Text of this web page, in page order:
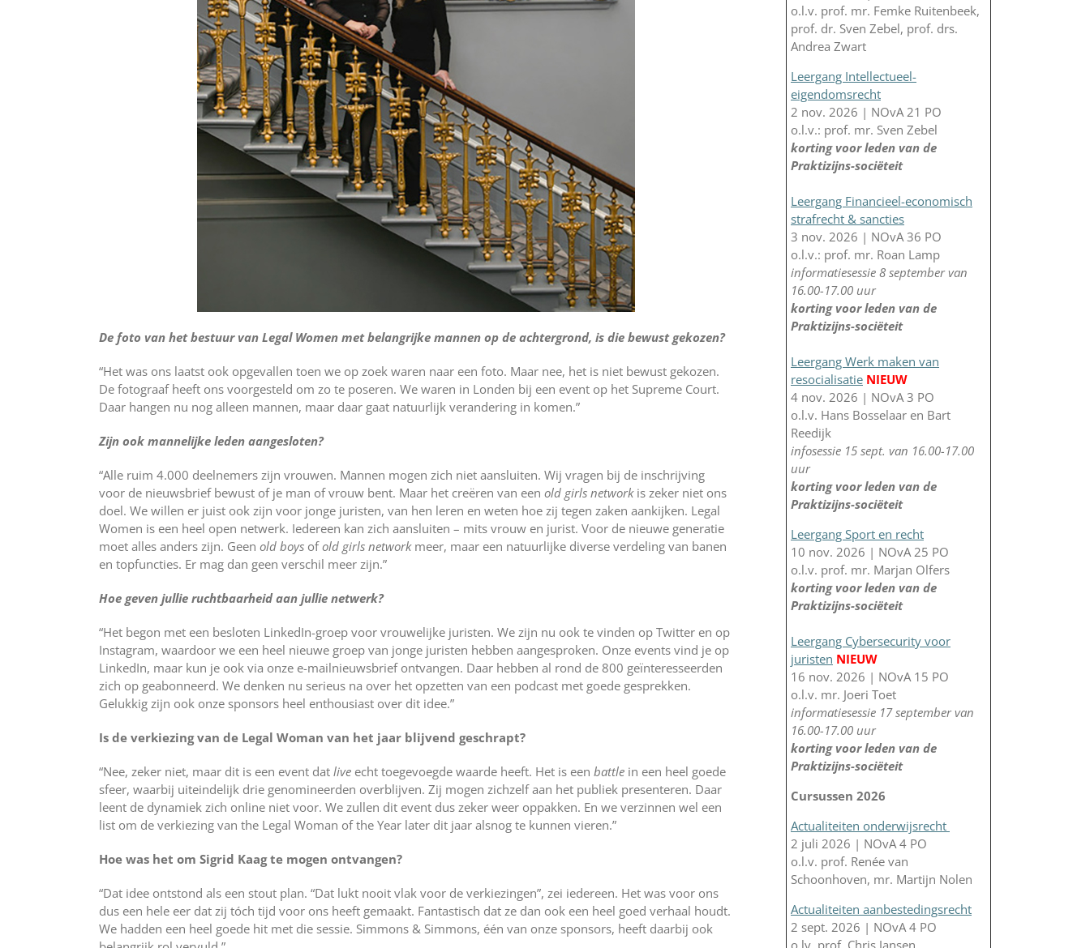
De foto van het bestuur van Legal Women met belangrijke mannen op de achtergrond, is die bewust gekozen?
“Het was ons laatst ook opgevallen toen we op zoek waren naar een foto. Maar nee, het is niet bewust gekozen.
De fotograaf heeft ons voorgesteld om zo te poseren. We waren in Londen bij een event op het Supreme Court.
Daar hangen nu nog alleen mannen, maar daar gaat natuurlijk verandering in komen.”
Zijn ook mannelijke leden aangesloten?
“Alle ruim 4.000 deelnemers zijn vrouwen. Mannen mogen zich niet aansluiten. Wij vragen bij de inschrijving
voor de nieuwsbrief bewust of je man of vrouw bent. Maar het creëren van een old girls networkis zeker niet ons
doel. We willen er juist ook zijn voor jonge juristen, van hen leren en weten hoe zij tegen zaken aankijken. Legal
Women is een heel open netwerk. Iedereen kan zich aansluiten – mits vrouw en jurist. Voor de nieuwe generatie
moet alles anders zijn. Geen old boysofold girls networkmeer, maar een natuurlijke diverse verdeling van banen
en topfuncties. Er mag dan geen verschil meer zijn.”
Hoe geven jullie ruchtbaarheid aan jullie netwerk?
“Het begon met een besloten LinkedIn-groep voor vrouwelijke juristen. We zijn nu ook te vinden op Twitter en op
Instagram, waardoor we een heel nieuwe groep van jonge juristen hebben aangesproken. Onze events vind je op
LinkedIn, maar kun je ook via onze e-mailnieuwsbrief ontvangen. Daar hebben al rond de 800 geïnteresseerden
zich op geabonneerd. We denken nu serieus na over het opzetten van een podcast met goede gesprekken.
Gelukkig zijn ook onze sponsors heel enthousiast over dit idee.”
Is de verkiezing van de Legal Woman van het jaar blijvend geschrapt?
“Nee, zeker niet, maar dit is een event dat liveecht toegevoegde waarde heeft. Het is een battlein een heel goede
sfeer, waarbij uiteindelijk drie genomineerden overblijven. Zij mogen zichzelf aan het publiek presenteren. Daar
leent de dynamiek zich online niet voor. We zullen dit event dus zeker weer oppakken. En we verzinnen wel een
list om de verkiezing van the Legal Woman of the Year later dit jaar alsnog te kunnen vieren.”
Hoe was het om Sigrid Kaag te mogen ontvangen?
“Dat idee ontstond als een stout plan. “Dat lukt nooit vlak voor de verkiezingen”, zei iedereen. Het was voor ons
dus een hele eer dat zij tóch tijd voor ons heeft gemaakt. Fantastisch dat ze dan ook een heel goed verhaal houdt.
We hadden een heel goede hit met die sessie. Simmons & Simmons, één van onze sponsors, heeft daarbij ook
o.l.v. prof. mr. Femke Ruitenbeek,
prof. dr. Sven Zebel, prof. drs.
Andrea Zwart
Leergang Intellectueel-
eigendomsrecht
2 nov. 2026 | NOvA 21 PO
o.l.v.: prof. mr. Sven Zebel
korting voor leden van de
Praktizijns-sociëteit
Leergang Financieel-economisch
strafrecht & sancties
3 nov. 2026 | NOvA 36 PO
o.l.v.: prof. mr. Roan Lamp
informatiesessie 8 september van
16.00-17.00 uur
korting voor leden van de
Praktizijns-sociëteit
Leergang Werk maken van
resocialisatie NIEUW
4 nov. 2026 | NOvA 3 PO
o.l.v. Hans Bosselaar en Bart
Reedijk
infosessie 15 sept. van 16.00-17.00
uur
korting voor leden van de
Praktizijns-sociëteit
Leergang Sport en recht
10 nov. 2026 | NOvA 25 PO
o.l.v. prof. mr. Marjan Olfers
korting voor leden van de
Praktizijns-sociëteit
Leergang Cybersecurity voor
juristen NIEUW
16 nov. 2026 | NOvA 15 PO
o.l.v. mr. Joeri Toet
informatiesessie 17 september van
16.00-17.00 uur
korting voor leden van de
Praktizijns-sociëteit
Cursussen 2026
Actualiteiten onderwijsrecht
2 juli 2026 | NOvA 4 PO
o.l.v. prof. Renée van
Schoonhoven, mr. Martijn Nolen
Actualiteiten aanbestedingsrecht
2 sept. 2026 | NOvA 4 PO